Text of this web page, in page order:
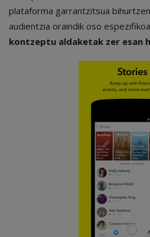
plataforma garrantzitsua
audientzia oraindik oso
kontzeptu aldaketak zer esan